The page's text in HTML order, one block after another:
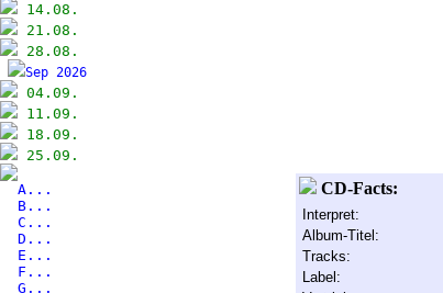
CD-Facts:
Interpret:
Album-Titel:
Tracks:
Label:
14.08.
21.08.
28.08.
Sep 2026
04.09.
11.09.
18.09.
25.09.
A...
B...
C...
D...
E...
F...
G...